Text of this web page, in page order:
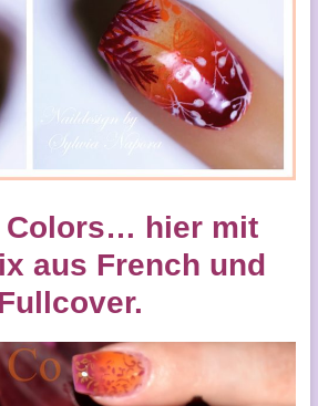
Colors… hier mit
aus French und